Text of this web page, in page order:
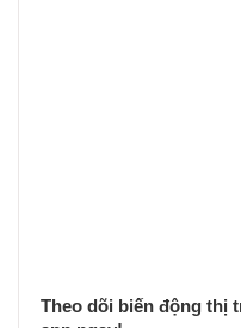
Theo dõi biến động thị